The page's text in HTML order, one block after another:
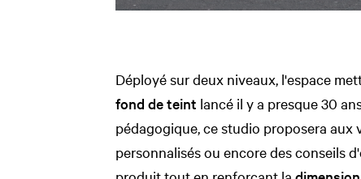
Déployé sur deux niveaux, l'espace
fond de teint lancé il y a presque 30
pédagogique, ce studio proposera aux
personnalisés ou encore des conseils